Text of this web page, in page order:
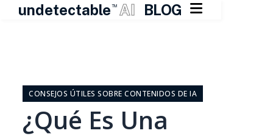
undetectable TM AI BLOG 
contenidoCONSEJOS ÚTILES SOBRE CONTENIDOS DE IA
¿Qué Es Una